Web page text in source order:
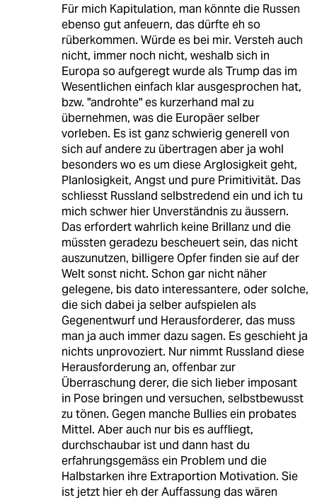
Für mich Kapitulation, man könnte die Russen
ebenso gut anfeuern, das dürfte eh so
rüberkommen. Würde es bei mir. Versteh auch
nicht, immer noch nicht, weshalb sich in
Europa so aufgeregt wurde als Trump das im
Wesentlichen einfach klar ausgesprochen hat,
bzw. "androhte" es kurzerhand mal zu
übernehmen, was die Europäer selber
vorleben. Es ist ganz schwierig generell von
sich auf andere zu übertragen aber ja wohl
besonders wo es um diese Arglosigkeit geht,
Planlosigkeit, Angst und pure Primitivität. Das
schliesst Russland selbstredend ein und ich tu
mich schwer hier Unverständnis zu äussern.
Das erfordert wahrlich keine Brillanz und die
müssten geradezu bescheuert sein, das nicht
auszunutzen, billigere Opfer finden sie auf der
Welt sonst nicht. Schon gar nicht näher
gelegene, bis dato interessantere, oder solche,
die sich dabei ja selber aufspielen als
Gegenentwurf und Herausforderer, das muss
man ja auch immer dazu sagen. Es geschieht ja
nichts unprovoziert. Nur nimmt Russland diese
Herausforderung an, offenbar zur
Überraschung derer, die sich lieber imposant
in Pose bringen und versuchen, selbstbewusst
zu tönen. Gegen manche Bullies ein probates
Mittel. Aber auch nur bis es auffliegt,
durchschaubar ist und dann hast du
erfahrungsgemäss ein Problem und die
Halbstarken ihre Extraportion Motivation. Sie
ist jetzt hier eh der Auffassung das wären